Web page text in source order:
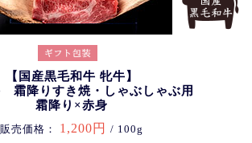
【国産黒毛和牛 牝牛】
霜降りすき焼・しゃぶしゃぶ用
霜降り×赤身
販売価格： 1,200円 / 100g